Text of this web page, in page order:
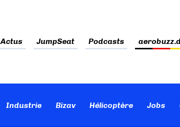
Actus JumpSeat Podcasts
Industrie Bizav Hélicoptère Jobs